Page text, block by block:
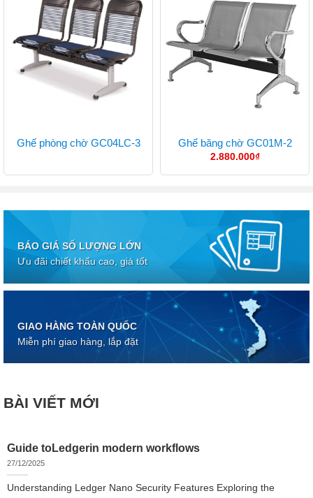
Ghế phòng chờ GC04LC-3 Ghế băng chờ GC01M-2
2.880.000₫
BÁO GIÁ SỐ LƯỢNG LỚN
Ưu đãi chiết khấu cao, giá tốt
GIAO HÀNG TOÀN QUỐC
Miễn phí giao hàng, lắp đặt
BÀI VIẾT MỚI
Guide toLedgerin modern workflows
27/12/2025
Understanding Ledger Nano Security Features Exploring the